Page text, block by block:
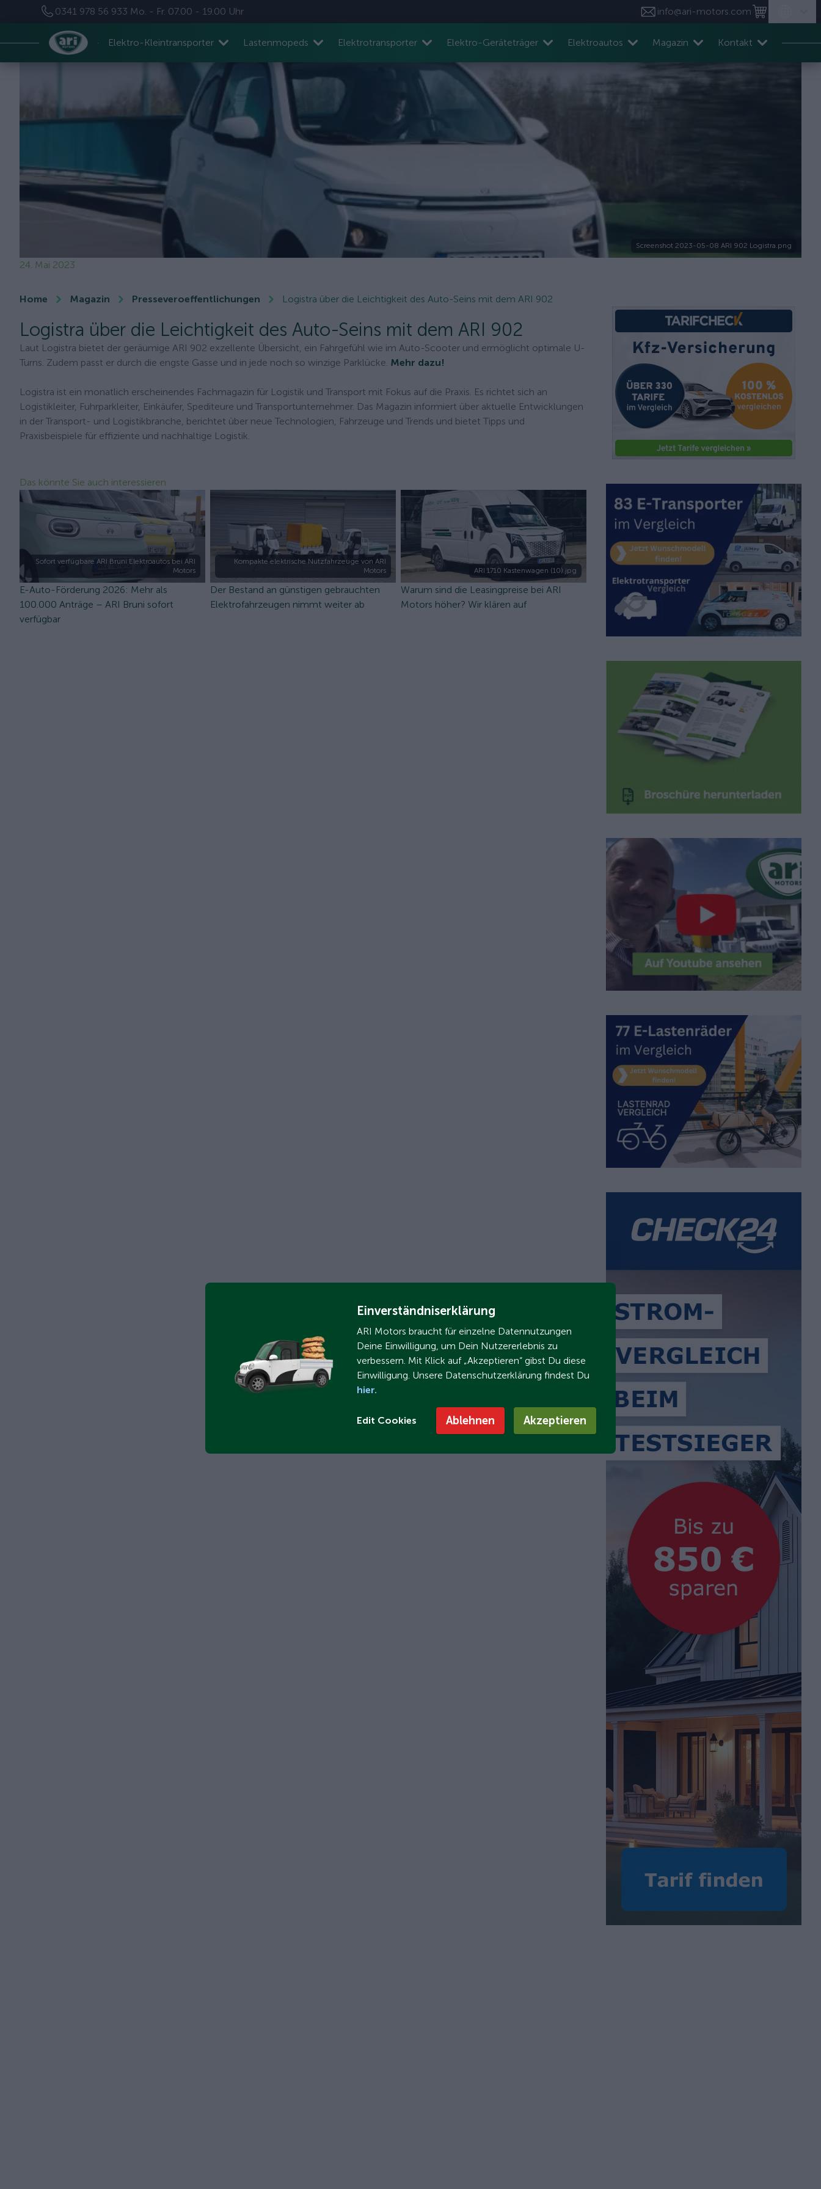
0341 978 56 933 Mo. - Fr. 07.00 - 19.00 Uhr info@ari-motors.com
Elektro-Kleintransporter Lastenmopeds Elektrotransporter Elektro-Geräteträger Elektroautos Magazin Kontakt
Screenshot 2023-05-08 ARI 902 Logistra.png
24. Mai 2023
Home Magazin Presseveroeffentlichungen Logistra über die Leichtigkeit des Auto-Seins mit dem ARI 902
Logistra über die Leichtigkeit des Auto-Seins mit dem ARI 902
Laut Logistra bietet der geräumige ARI 902 exzellente Übersicht, ein Fahrgefühl wie im Auto-Scooter und ermöglicht optimale U-
Turns. Zudem passt er durch die engste Gasse und in jede noch so winzige Parklücke. Mehr dazu!
Logistra ist ein monatlich erscheinendes Fachmagazin für Logistik und Transport mit Fokus auf die Praxis. Es richtet sich an
Logistikleiter, Fuhrparkleiter, Einkäufer, Spediteure und Transportunternehmer. Das Magazin informiert über aktuelle Entwicklungen
in der Transport- und Logistikbranche, berichtet über neue Technologien, Fahrzeuge und Trends und bietet Tipps und
Praxisbeispiele für effiziente und nachhaltige Logistik.
Das könnte Sie auch interessieren
Sofort verfügbare ARI Bruni Elektroautos bei ARI
Motors
E-Auto-Förderung 2026: Mehr als
100.000 Anträge – ARI Bruni sofort
verfügbar
Kompakte elektrische Nutzfahrzeuge von ARI
Motors
Der Bestand an günstigen gebrauchten
Elektrofahrzeugen nimmt weiter ab
ARI 1710 Kastenwagen (10).jpg
Warum sind die Leasingpreise bei ARI
Motors höher? Wir klären auf
Einverständniserklärung
ARI Motors braucht für einzelne Datennutzungen
Deine Einwilligung, um Dein Nutzererlebnis zu
verbessern. Mit Klick auf „Akzeptieren“ gibst Du diese
Einwilligung. Unsere Datenschutzerklärung findest Du
hier.
Edit Cookies Ablehnen Akzeptieren